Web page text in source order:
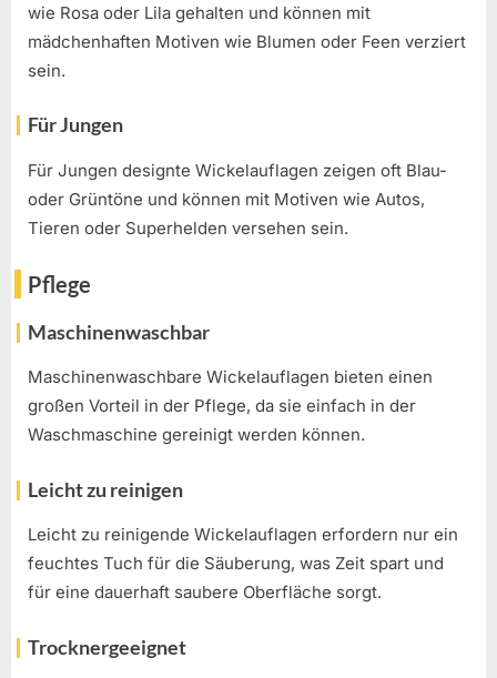
wie Rosa oder Lila gehalten und können mit
mädchenhaften Motiven wie Blumen oder Feen verziert
sein.
Für Jungen
Für Jungen designte Wickelauflagen zeigen oft Blau-
oder Grüntöne und können mit Motiven wie Autos,
Tieren oder Superhelden versehen sein.
Pflege
Maschinenwaschbar
Maschinenwaschbare Wickelauflagen bieten einen
großen Vorteil in der Pflege, da sie einfach in der
Waschmaschine gereinigt werden können.
Leicht zu reinigen
Leicht zu reinigende Wickelauflagen erfordern nur ein
feuchtes Tuch für die Säuberung, was Zeit spart und
für eine dauerhaft saubere Oberfläche sorgt.
Trocknergeeignet